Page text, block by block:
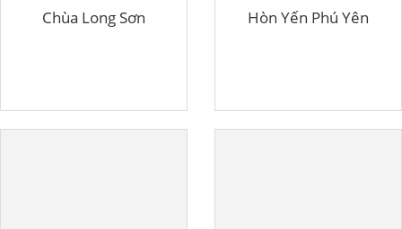
Chùa Long Sơn Hòn Yến Phú Yên